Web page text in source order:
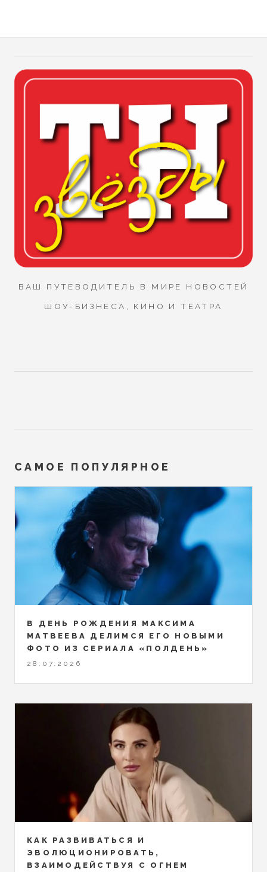
ВАШ ПУТЕВОДИТЕЛЬ В МИРЕ НОВОСТЕЙ
ШОУ-БИЗНЕСА, КИНО И ТЕАТРА
САМОЕ ПОПУЛЯРНОЕ
В ДЕНЬ РОЖДЕНИЯ МАКСИМА
МАТВЕЕВА ДЕЛИМСЯ ЕГО НОВЫМИ
ФОТО ИЗ СЕРИАЛА «ПОЛДЕНЬ»
28.07.2026
КАК РАЗВИВАТЬСЯ И
ЭВОЛЮЦИОНИРОВАТЬ,
ВЗАИМОДЕЙСТВУЯ С ОГНЕМ